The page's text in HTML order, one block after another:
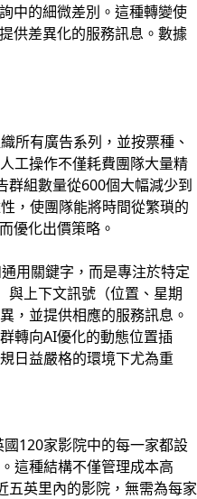
中的細微差別。這種轉變使
供差異化的服務訊息。數據
所有廣告系列，並按票種、
工操作不僅耗費團隊大量精
群組數量從600個大幅減少到
，使團隊能將時間從繁瑣的
優化出價策略。
用關鍵字，而是專注於特定
與上下文訊號（位置、星期
，並提供相應的服務訊息。
轉向AI優化的動態位置插
日益嚴格的環境下尤為重
120家影院中的每一家都設
這種結構不僅管理成本高
五英里內的影院，無需為每家